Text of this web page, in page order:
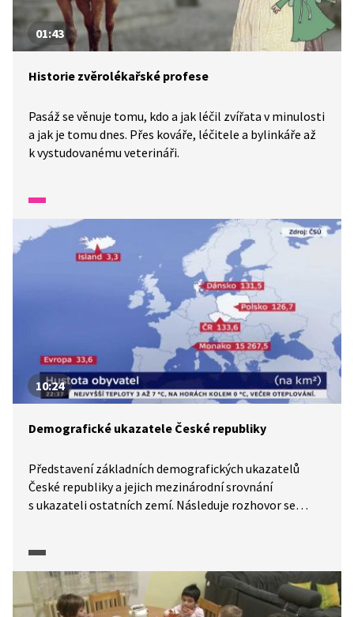
01:43
Historie zvěrolékařské profese
Pasáž se věnuje tomu, kdo a jak léčil zvířata v minulosti
a jak je tomu dnes. Přes kováře, léčitele a bylinkáře až
k vystudovanému veterináři.
10:24
Demografické ukazatele České republiky
Představení základních demografických ukazatelů
České republiky a jejich mezinárodní srovnání
s ukazateli ostatních zemí. Následuje rozhovor se